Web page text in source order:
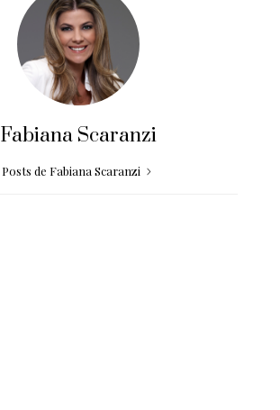
Fabiana Scaranzi
Posts de Fabiana Scaranzi